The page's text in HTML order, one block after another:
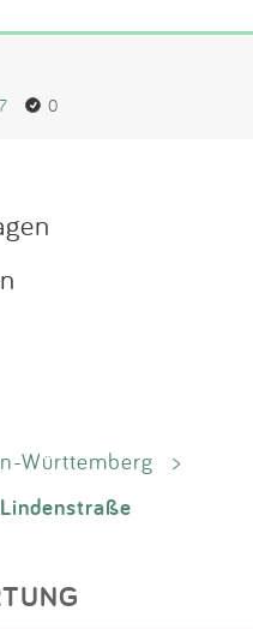
7 0
Württemberg
>
Lindenstraße